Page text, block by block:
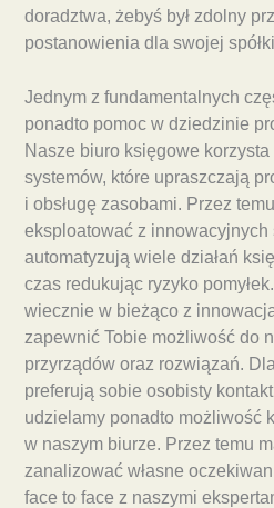
doradztwa, żebyś był zdolny
postanowienia dla swojej
Jednym z fundamentalnych
ponadto pomoc w dziedzinie
Nasze biuro księgowe
systemów, które upraszczają
i obsługę zasobami. Przez
eksploatować z innowacyjnych
automatyzują wiele działań
czas redukując ryzyko
wiecznie w bieżąco z
zapewnić Tobie możliwość do
przyrządów oraz rozwiązań.
preferują sobie osobisty
udzielamy ponadto możliwość
w naszym biurze. Przez temu
zanalizować własne
face to face z naszymi